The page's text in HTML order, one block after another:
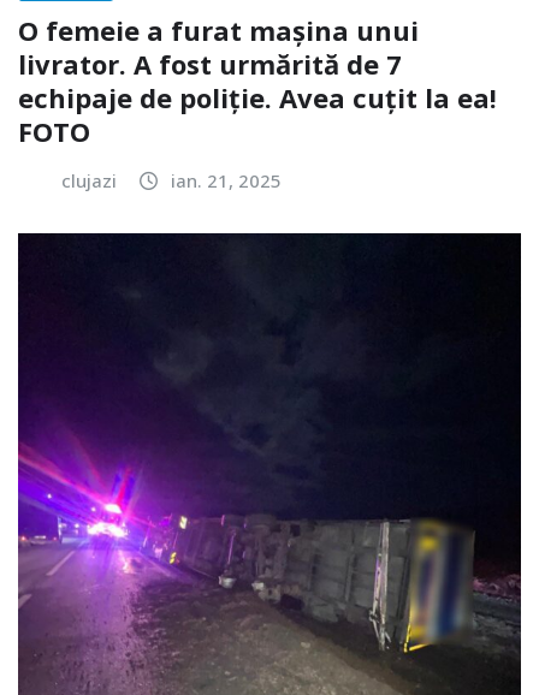
O femeie a furat mașina unui
livrator. A fost urmărită de 7
echipaje de poliție. Avea cuțit la ea!
FOTO
clujazi ian. 21, 2025